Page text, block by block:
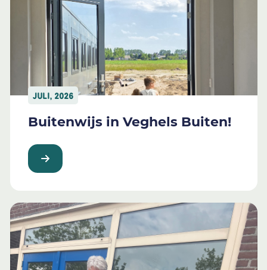
JULI, 2026
Buitenwijs in Veghels Buiten!